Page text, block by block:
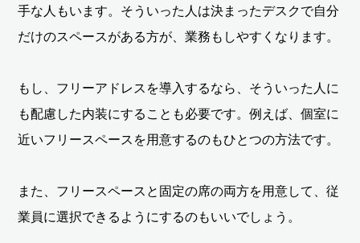
手な人もいます。そういった人は決まったデスクで自分
だけのスペースがある方が、業務もしやすくなります。
もし、フリーアドレスを導入するなら、そういった人に
も配慮した内装にすることも必要です。例えば、個室に
近いフリースペースを用意するのもひとつの方法です。
また、フリースペースと固定の席の両方を用意して、従
業員に選択できるようにするのもいいでしょう。